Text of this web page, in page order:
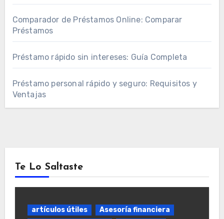
Comparador de Préstamos Online: Comparar
Préstamos
Préstamo rápido sin intereses: Guía Completa
Préstamo personal rápido y seguro: Requisitos y
Ventajas
Te Lo Saltaste
artículos útiles
Asesoría financiera